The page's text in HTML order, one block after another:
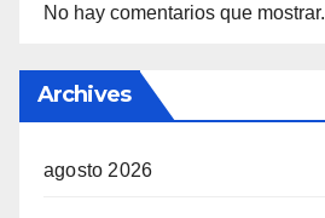
No hay comentarios que mostrar.
Archives
agosto 2026